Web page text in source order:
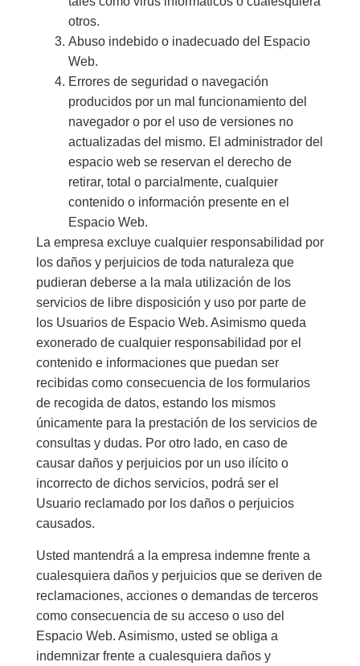
otros.
Abuso indebido o inadecuado del Espacio
Web.
Errores de seguridad o navegación
producidos por un mal funcionamiento del
navegador o por el uso de versiones no
actualizadas del mismo. El administrador del
espacio web se reservan el derecho de
retirar, total o parcialmente, cualquier
contenido o información presente en el
Espacio Web.
La empresa excluye cualquier responsabilidad por
los daños y perjuicios de toda naturaleza que
pudieran deberse a la mala utilización de los
servicios de libre disposición y uso por parte de
los Usuarios de Espacio Web. Asimismo queda
exonerado de cualquier responsabilidad por el
contenido e informaciones que puedan ser
recibidas como consecuencia de los formularios
de recogida de datos, estando los mismos
únicamente para la prestación de los servicios de
consultas y dudas. Por otro lado, en caso de
causar daños y perjuicios por un uso ilícito o
incorrecto de dichos servicios, podrá ser el
Usuario reclamado por los daños o perjuicios
causados.
Usted mantendrá a la empresa indemne frente a
cualesquiera daños y perjuicios que se deriven de
reclamaciones, acciones o demandas de terceros
como consecuencia de su acceso o uso del
Espacio Web. Asimismo, usted se obliga a
indemnizar frente a cualesquiera daños y